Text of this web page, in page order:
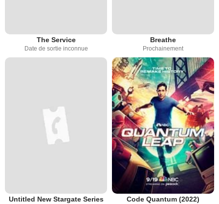
The Service
Date de sortie inconnue
Breathe
Prochainement
Untitled New Stargate Series Code Quantum (2022)